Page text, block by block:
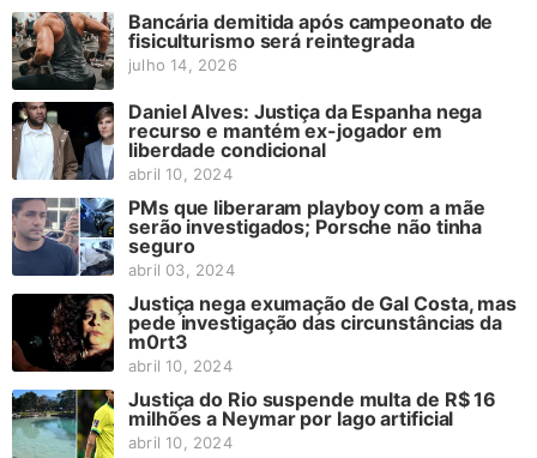
Bancária demitida após campeonato de
fisiculturismo será reintegrada
julho 14, 2026
Daniel Alves: Justiça da Espanha nega
recurso e mantém ex-jogador em
liberdade condicional
abril 10, 2024
PMs que liberaram playboy com a mãe
serão investigados; Porsche não tinha
seguro
abril 03, 2024
Justiça nega exumação de Gal Costa, mas
pede investigação das circunstâncias da
m0rt3
abril 10, 2024
Justiça do Rio suspende multa de R$ 16
milhões a Neymar por lago artificial
abril 10, 2024